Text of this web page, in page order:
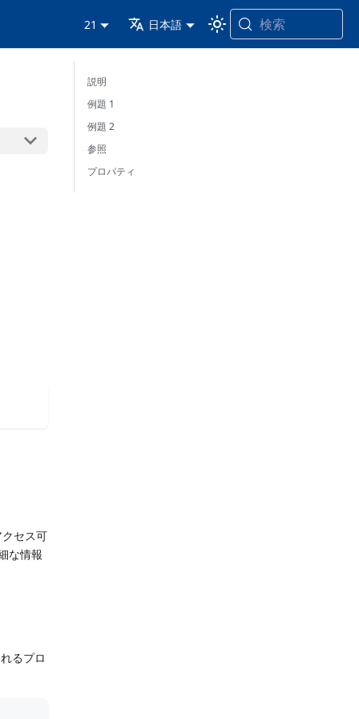
21 日本語 検索
セス可
な情報
るプロ
説明
例題 1
例題 2
参照
プロパティ